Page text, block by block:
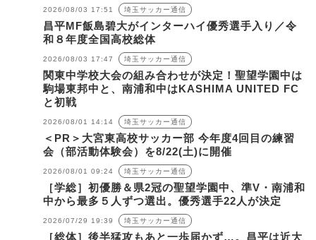
2026/08/03 17:51 埼玉サッカー通信
昌平MF飯島碧大がインターハイ優秀選手入り／令
和８年度全国高校総体
2026/08/03 17:47 埼玉サッカー通信
関東中学校大会の組み合わせが決定！聖望学園中は
駒場東邦中と、南浦和中はKASHIMA UNITED FC
と初戦
2026/08/01 14:14 埼玉サッカー通信
＜PR＞大宮東高校サッカー部 今年度4回目の練習
会（部活動体験会）を8/22(土)に開催
2026/08/01 09:24 埼玉サッカー通信
［学総］初優勝＆県2冠の聖望学園中、準V・南浦和
中から最多５人ずつ選出。優秀選手22人が決定
2026/07/29 19:39 埼玉サッカー通信
［総体］後半猛攻もあと一歩届かず…。昌平は近大